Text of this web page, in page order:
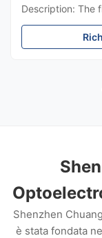
Description: The
Structure,
connector. The
Shenzhen
è stata fondata